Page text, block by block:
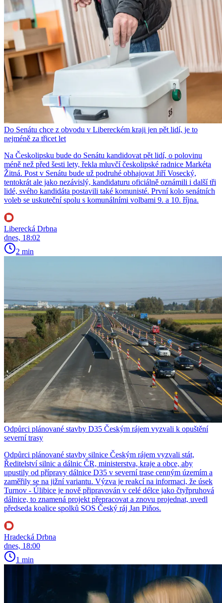
Do Senátu chce z obvodu v Libereckém kraji jen pět lidí, je to
nejméně za třicet let
Na Českolipsku bude do Senátu kandidovat pět lidí, o polovinu
méně než před šesti lety, řekla mluvčí českolipské radnice Markéta
Žitná. Post v Senátu bude už podruhé obhajovat Jiří Vosecký,
tentokrát ale jako nezávislý, kandidaturu oficiálně oznámili i další tři
lidé, svého kandidáta postavili také komunisté. První kolo senátních
voleb se uskuteční spolu s komunálními volbami 9. a 10. října.
Liberecká Drbna
dnes, 18:02
2 min
Odpůrci plánované stavby D35 Českým rájem vyzvali k opuštění
severní trasy
Odpůrci plánované stavby silnice Českým rájem vyzvali stát,
Ředitelství silnic a dálnic ČR, ministerstva, kraje a obce, aby
upustily od přípravy dálnice D35 v severní trase cenným územím a
zaměřily se na jižní variantu. Výzva je reakcí na informaci, že úsek
Turnov - Úlibice je nově připravován v celé délce jako čtyřpruhová
dálnice, to znamená projekt přepracovat a znovu projednat, uvedl
předseda koalice spolků SOS Český ráj Jan Piňos.
Hradecká Drbna
dnes, 18:00
1 min